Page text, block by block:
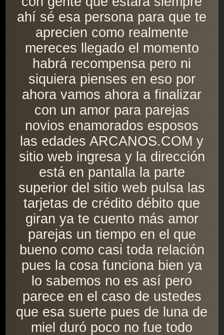
ahí sé esa persona para que te
aprecien como realmente
mereces llegado el momento
habrá recompensa pero ni
siquiera pienses en eso por
ahora vamos ahora a finalizar
con un amor para parejas
novios enamorados esposos
las edades ARCANOS.COM y
sitio web ingresa y la dirección
está en pantalla la parte
superior del sitio web pulsa las
tarjetas de crédito débito que
giran ya te cuento más amor
parejas un tiempo en el que
bueno como casi toda relación
pues la cosa funciona bien ya
lo sabemos no es así pero
parece en el caso de ustedes
que esa suerte pues de luna de
miel duró poco no fue todo